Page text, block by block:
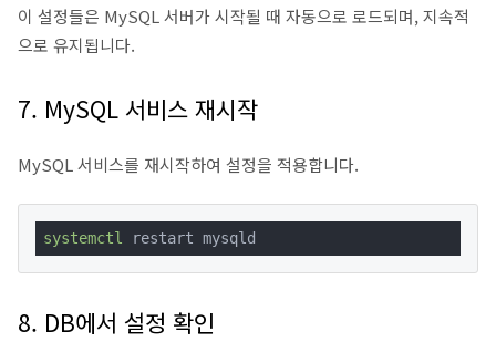
이 설정들은 MySQL 서버가 시작될 때 자동으로 로드되며, 지속적
으로 유지됩니다.
7. MySQL 서비스 재시작
MySQL 서비스를 재시작하여 설정을 적용합니다.
systemctl restart mysqld
8. DB에서 설정 확인